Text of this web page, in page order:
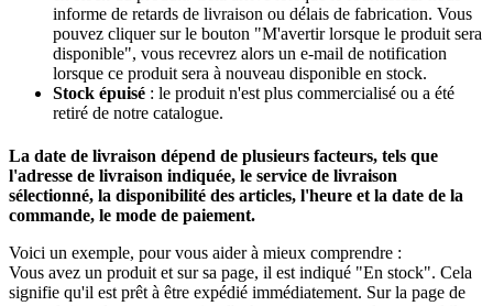
informe de retards de livraison ou délais de fabrication. Vous
pouvez cliquer sur le bouton "M'avertir lorsque le produit sera
disponible", vous recevrez alors un e-mail de notification
lorsque ce produit sera à nouveau disponible en stock.
Stock épuisé : le produit n'est plus commercialisé ou a été
retiré de notre catalogue.
La date de livraison dépend de plusieurs facteurs, tels que
l'adresse de livraison indiquée, le service de livraison
sélectionné, la disponibilité des articles, l'heure et la date de la
commande, le mode de paiement.
Voici un exemple, pour vous aider à mieux comprendre :
Vous avez un produit et sur sa page, il est indiqué "En stock". Cela
signifie qu'il est prêt à être expédié immédiatement. Sur la page de